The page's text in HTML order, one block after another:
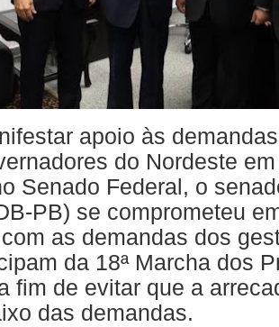
apoio às
do Nordeste
Senado Federal, o
PB) se comprometeu
as demandas dos
da 18ª Marcha dos
fim de evitar que a
das demandas.